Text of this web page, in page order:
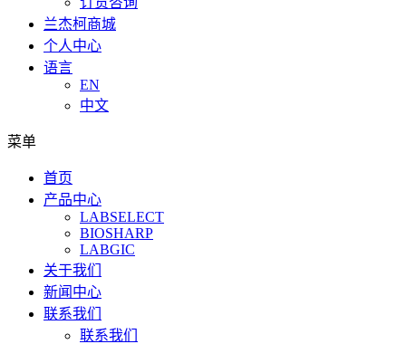
兰杰柯商城
个人中心
语言
EN
中文
菜单
首页
产品中心
LABSELECT
BIOSHARP
LABGIC
关于我们
新闻中心
联系我们
联系我们